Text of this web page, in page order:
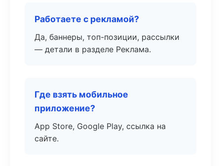
Работаете с рекламой?
Да, баннеры, топ-позиции, рассылки
— детали в разделе Реклама.
Где взять мобильное
приложение?
App Store, Google Play, ссылка на
сайте.